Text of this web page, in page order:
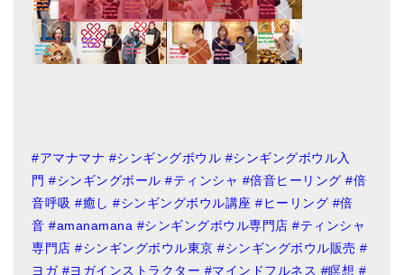
#アマナマナ #シンギングボウル #シンギングボウル入
門 #シンギングボール #ティンシャ #倍音ヒーリング #倍
音呼吸 #癒し #シンギングボウル講座 #ヒーリング #倍
音 #amanamana #シンギングボウル専門店 #ティンシャ
専門店 #シンギングボウル東京 #シンギングボウル販売 #
ヨガ #ヨガインストラクター #マインドフルネス #瞑想 #